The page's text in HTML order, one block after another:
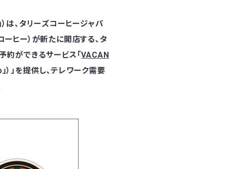
は、タリーズコーヒージャパ
ヒー）が新たに開店する、タ
約ができるサービス「VACAN
」を提供し、テレワーク需要